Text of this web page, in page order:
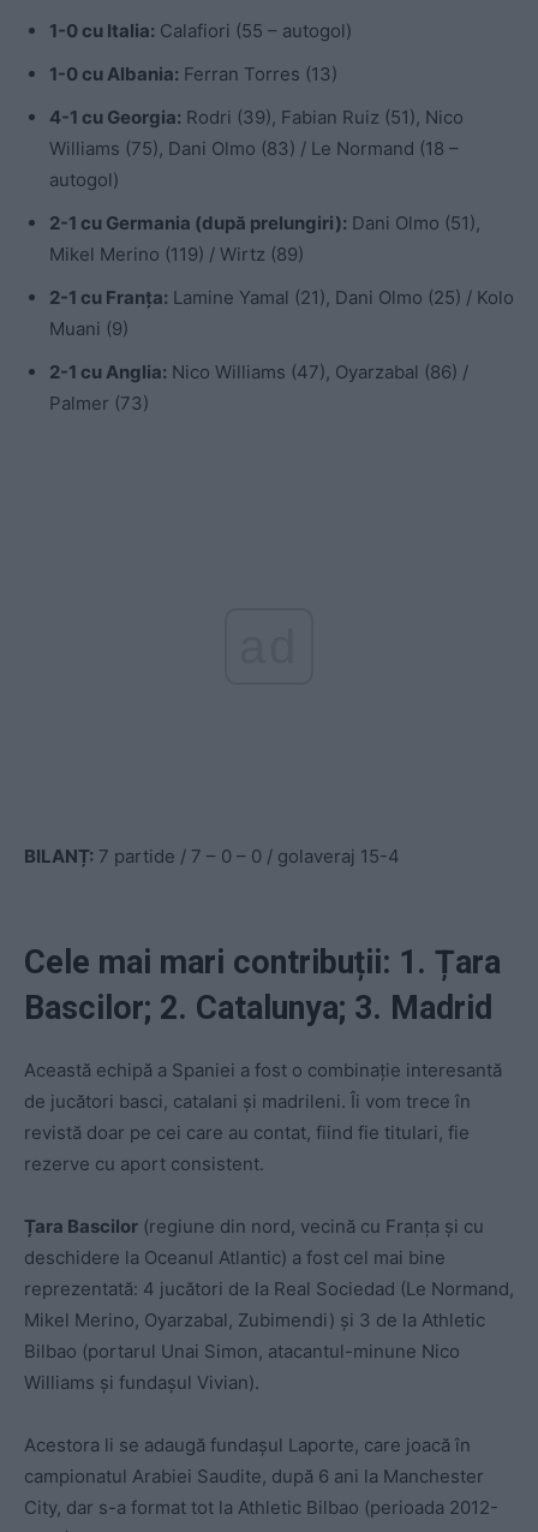
1-0 cu Italia: Calafiori (55 – autogol)
1-0 cu Albania: Ferran Torres (13)
4-1 cu Georgia: Rodri (39), Fabian Ruiz (51), Nico
Williams (75), Dani Olmo (83) / Le Normand (18 –
autogol)
2-1 cu Germania (după prelungiri): Dani Olmo (51),
Mikel Merino (119) / Wirtz (89)
2-1 cu Franța: Lamine Yamal (21), Dani Olmo (25) / Kolo
Muani (9)
2-1 cu Anglia: Nico Williams (47), Oyarzabal (86) /
Palmer (73)
BILANȚ: 7 partide / 7 – 0 – 0 / golaveraj 15-4
Cele mai mari contribuții: 1. Țara
Bascilor; 2. Catalunya; 3. Madrid
Această echipă a Spaniei a fost o combinație interesantă
de jucători basci, catalani și madrileni. Îi vom trece în
revistă doar pe cei care au contat, fiind fie titulari, fie
rezerve cu aport consistent.
Țara Bascilor (regiune din nord, vecină cu Franța și cu
deschidere la Oceanul Atlantic) a fost cel mai bine
reprezentată: 4 jucători de la Real Sociedad (Le Normand,
Mikel Merino, Oyarzabal, Zubimendi) și 3 de la Athletic
Bilbao (portarul Unai Simon, atacantul-minune Nico
Williams și fundașul Vivian).
Acestora li se adaugă fundașul Laporte, care joacă în
campionatul Arabiei Saudite, după 6 ani la Manchester
City, dar s-a format tot la Athletic Bilbao (perioada 2012-